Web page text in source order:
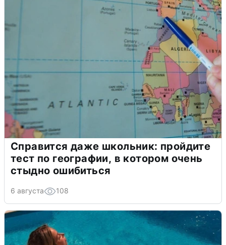
Справится даже школьник: пройдите
тест по географии, в котором очень
стыдно ошибиться
6 августа 108